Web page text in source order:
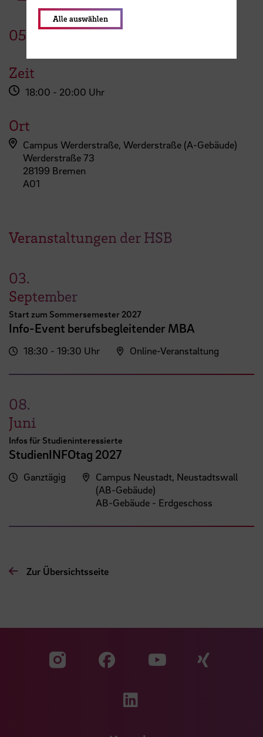
05. Juni2023
Zeit
18:00 - 20:00 Uhr
Ort
Campus Werderstraße, Werderstraße (A-Gebäude)
Werderstraße 73
28199 Bremen
A01
Veranstaltungen der HSB
03.
September
Start zum Sommersemester 2027
Info-Event berufsbegleitender MBA
18:30 - 19:30 Uhr Online-Veranstaltung
08.
Juni
Infos für Studieninteressierte
StudienINFOtag 2027
Ganztägig
Campus Neustadt, Neustadtswall
(AB-Gebäude)
AB-Gebäude - Erdgeschoss
Zur Übersichtsseite
Zu unserer Facebook
Zu
Zu unserer
Alle auswählen